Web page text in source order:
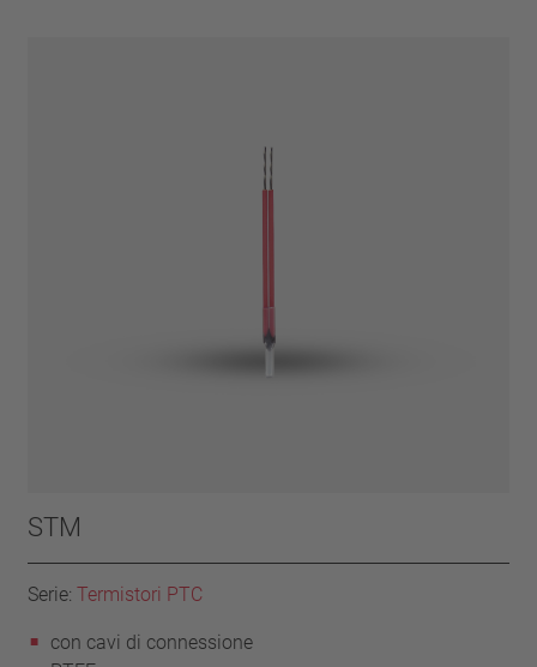
STM
Serie:Termistori PTC
con cavi di connessione